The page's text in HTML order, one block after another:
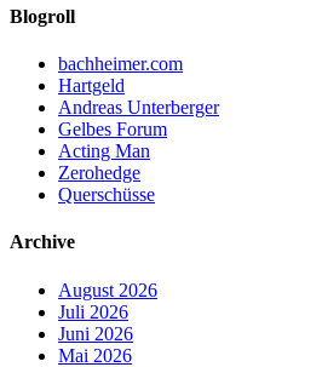
Blogroll
bachheimer.com
Hartgeld
Andreas Unterberger
Gelbes Forum
Acting Man
Zerohedge
Querschüsse
Archive
August 2026
Juli 2026
Juni 2026
Mai 2026